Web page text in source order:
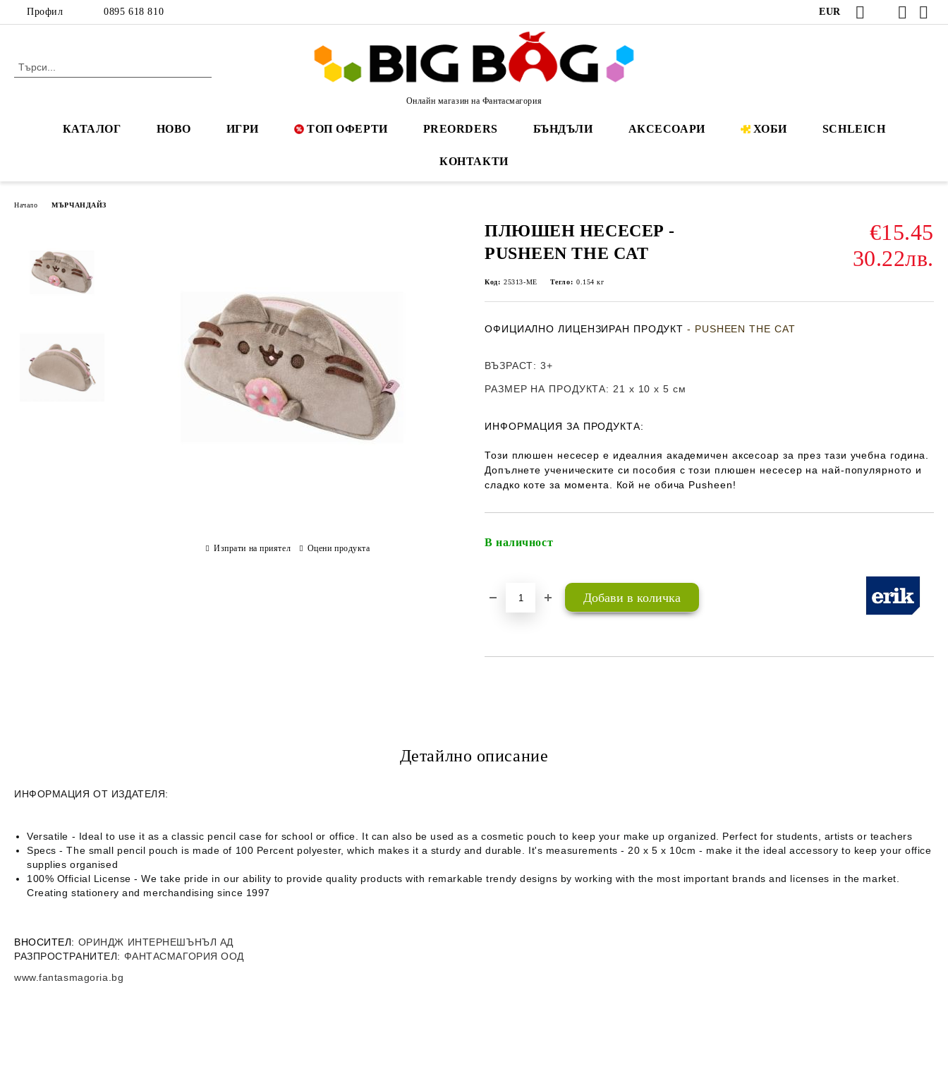
Профил 0895 618 810 EUR
Онлайн магазин на Фантасмагория
КАТАЛОГ НОВО ИГРИ ТОП ОФЕРТИ PREORDERS БЪНДЪЛИ АКСЕСОАРИ ХОБИ SCHLEICH
КОНТАКТИ
Начало МЪРЧАНДАЙЗ
ПЛЮШЕН НЕСЕСЕР -
PUSHEEN THE CAT
€15.45
30.22лв.
Код: 25313-ME Тегло: 0.154 кг
ОФИЦИАЛНО ЛИЦЕНЗИРАН ПРОДУКТ- PUSHEEN THE CAT
ВЪЗРАСТ: 3+
РАЗМЕР НА ПРОДУКТА: 21 x 10 x 5 см
ИНФОРМАЦИЯ ЗА ПРОДУКТА:
Този плюшен несесер е идеалния академичен аксесоар за през тази учебна година.
Допълнете ученическите си пособия с този плюшен несесер на най-популярното и
сладко коте за момента. Кой не обича Pusheen!
В наличност
Изпрати на приятел Оцени продукта
Детайлно описание
ИНФОРМАЦИЯ ОТ ИЗДАТЕЛЯ:
Versatile - Ideal to use it as a classic pencil case for school or office. It can also be used as a cosmetic pouch to keep your make up organized. Perfect for students, artists or teachers
Specs - The small pencil pouch is made of 100 Percent polyester, which makes it a sturdy and durable. It's measurements - 20 x 5 x 10cm - make it the ideal accessory to keep your office
supplies organised
100% Official License - We take pride in our ability to provide quality products with remarkable trendy designs by working with the most important brands and licenses in the market.
Creating stationery and merchandising since 1997
ВНОСИТЕЛ: ОРИНДЖ ИНТЕРНЕШЪНЪЛ АД
РАЗПРОСТРАНИТЕЛ: ФАНТАСМАГОРИЯ ООД
www.fantasmagoria.bg